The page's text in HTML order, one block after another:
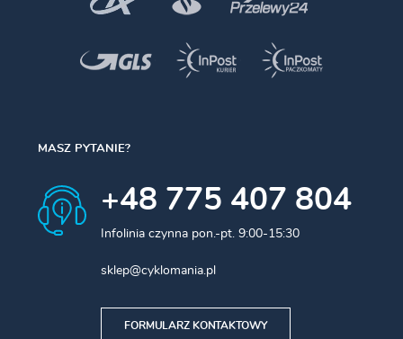
MASZ PYTANIE?
+48 775 407 804
Infolinia czynna pon.-pt. 9:00-15:30
sklep@cyklomania.pl
FORMULARZ KONTAKTOWY